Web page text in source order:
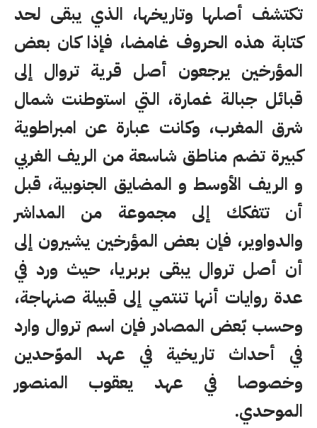
تكتشف أصلها وتاريخها، الذي يبقى لحد
كتابة هذه الحروف غامضا، فإذا كان بعض
المؤرخين يرجعون أصل قرية تروال إلى
قبائل جبالة غمارة، التي استوطنت شمال
شرق المغرب، وكانت عبارة عن امبراطوية
كبيرة تضم مناطق شاسعة من الريف الغربي
و الريف الأوسط و المضايق الجنوبية، قبل
أن تتفكك إلى مجموعة من المداشر
والدواوير، فإن بعض المؤرخين يشيرون إلى
أن أصل تروال يبقى بربريا، حيث ورد في
عدة روايات أنها تنتمي إلى قبيلة صنهاجة،
وحسب بّعض المصادر فإن اسم تروال وارد
في أحداث تاريخية في عهد الموّحدين
وخصوصا في عهد يعقوب المنصور
الموحدي.